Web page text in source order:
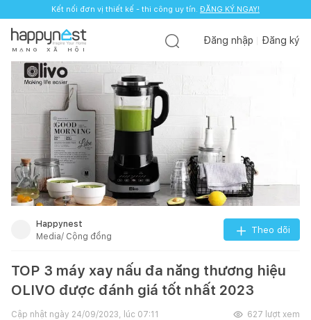
Kết nối đơn vị thiết kế - thi công uy tín. ĐĂNG KÝ NGAY!
M Ạ N G X Ã H Ộ I
Đăng nhập Đăng ký
Happynest
Media/ Cộng đồng
Theo dõi
TOP 3 máy xay nấu đa năng thương hiệu
OLIVO được đánh giá tốt nhất 2023
Cập nhật ngày 24/09/2023, lúc 07:11 627 lượt xem